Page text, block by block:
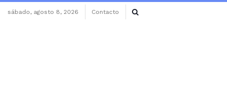
sábado, agosto 8, 2026 Contacto